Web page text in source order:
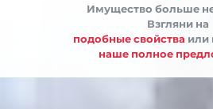
Имущество больше
Взгляни на
подобные свойства или
наше полное